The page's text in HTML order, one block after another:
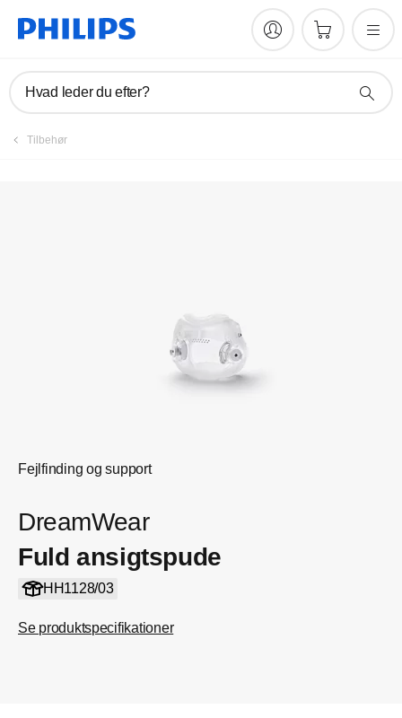
Hvad leder du efter?
Tilbehør
Fejlfinding og support
DreamWear
Fuld ansigtspude
HH1128/03
Se produktspecifikationer
Manualer og dokumentation